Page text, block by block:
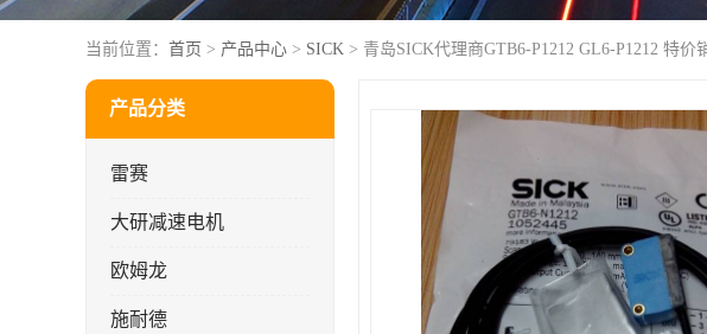
当前位置： 首页 > 产品中心 > SICK > 青岛SICK代理商GTB6-P1212 GL6-P1212 特价
产品分类
雷赛
大研减速电机
欧姆龙
施耐德